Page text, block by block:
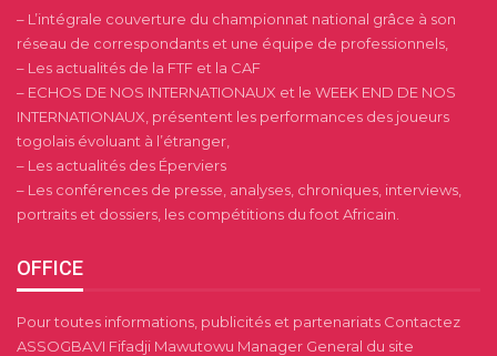
– L’intégrale couverture du championnat national grâce à son
réseau de correspondants et une équipe de professionnels,
– Les actualités de la FTF et la CAF
– ECHOS DE NOS INTERNATIONAUX et le WEEK END DE NOS
INTERNATIONAUX, présentent les performances des joueurs
togolais évoluant à l’étranger,
– Les actualités des Éperviers
– Les conférences de presse, analyses, chroniques, interviews,
portraits et dossiers, les compétitions du foot Africain.
OFFICE
Pour toutes informations, publicités et partenariats Contactez
ASSOGBAVI Fifadji Mawutowu Manager General du site